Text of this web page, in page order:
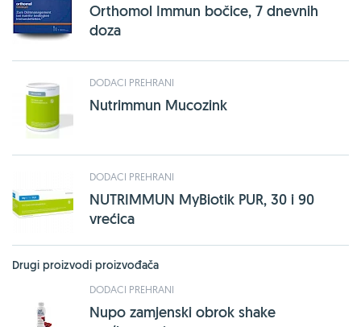
Orthomol Immun bočice, 7 dnevnih
doza
DODACI PREHRANI
Nutrimmun Mucozink
DODACI PREHRANI
NUTRIMMUN MyBiotik PUR, 30 i 90
vrećica
Drugi proizvodi proizvođača
DODACI PREHRANI
Nupo zamjenski obrok shake